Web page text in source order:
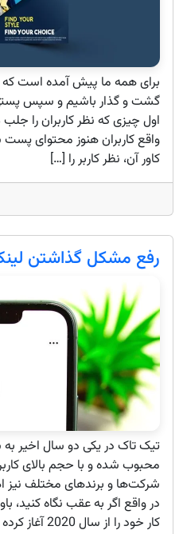
برای همه ما پیش آمده است که
گشت و گذار باشیم و سپس
اول چیزی که نظر کاربران را
واقع کاربران هنوز محتوای پست
کاور آن، نظر کاربر را […]
رفع مشکل گذاشتن
تیک تاک در یکی دو سال اخیر
محبوب شده و با حجم بالای
شرکت‌ها و برندهای مختلف نیز
در واقع اگر به عقب نگاه کنید،
کار خود را از سال 2020 آغاز کرده است. با توجه […]